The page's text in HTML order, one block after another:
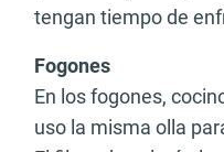
tengan tiempo de
Fogones
En los fogones,
uso la misma olla